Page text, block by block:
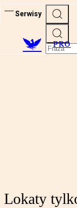
Serwisy
PRO
Lokaty